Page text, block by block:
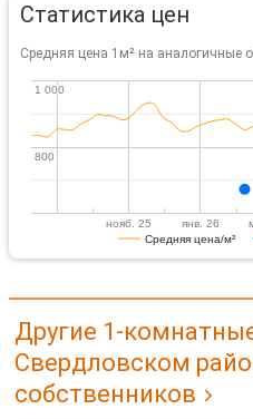
Статистика цен
Средняя цена 1м² на аналогичные
Средняя цена/м²
нояб. 25 янв. 26
800
800
1 000
1 000
Другие 1-
Свердловском
собственников